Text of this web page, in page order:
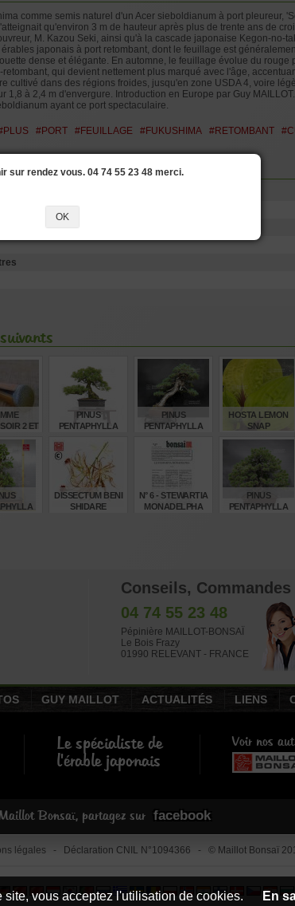
comme semis naturel d'un Acer sieboldianum à port pleureur,
qu'environ 3 m de hauteur après plus de trente ans de
M. Kazou Seki, ainsi qu'à la cascade japonaise Kegon-no-
japonais à port retombant, dont le feuillage est
dense et élégante. En automne, le feuillage évolue du rouge
qui devient nettement plus marqué avec l'âge,
cultivé dans des régions froides, jusqu'en zone USDA 4, voire
1,8 à 2,4 m d'envergure. Introduction en Europe par Guy
ayant ce port spectaculaire.
#PORT #FEUILLAGE #FUKUSHIMA #RETOMBANT
2 ET
35 MM
€
PINUS
PENTAPHYLLA
1.480,00€
PINUS
PENTAPHYLLA
3.760,00
HOSTA LEMON
SNAP
14,00€
DISSECTUM BENI
SHIDARE
N° 6 - STEWARTIA
MONADELPHA
PINUS
PENTAPHYLLA
Conseils, Commandes
04 74 55 23 48
Pépinière MAILLOT-BONSAÏ
Le Bois Frazy
01990 RELEVANT - FRANCE
GUY MAILLOT ACTUALITÉS LIENS
Le spécialiste de
l'érable japonais
Voir nos
Bonsaï, partagez sur facebook
légales - Déclaration CNIL N°1094366 - © Maillot Bonsaï
sur rendez vous. 04 74 55 23 48 merci.
OK
vous acceptez l'utilisation de cookies. En